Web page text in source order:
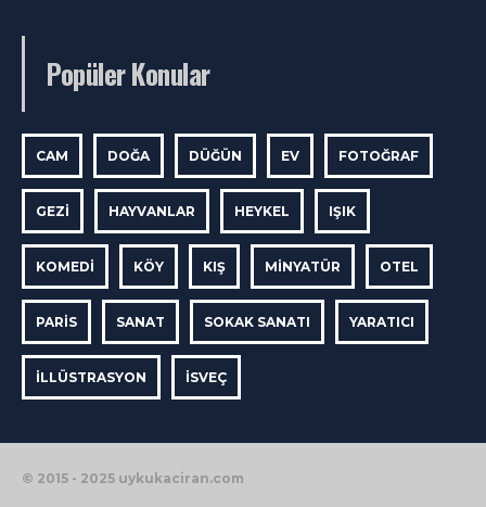
Popüler Konular
CAM DOĞA DÜĞÜN EV FOTOĞRAF
GEZI HAYVANLAR HEYKEL IŞIK
KOMEDI KÖY KIŞ MINYATÜR OTEL
PARIS SANAT SOKAK SANATI YARATICI
İLLÜSTRASYON İSVEÇ
© 2015 - 2025 uykukaciran.com